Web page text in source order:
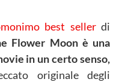
best sellerdi
Flower Moon è una
in un certo senso,
originale degli